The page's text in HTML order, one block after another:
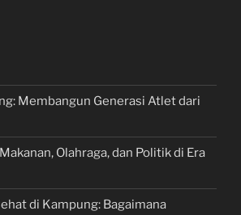
Membangun Generasi Atlet dari
Olahraga, dan Politik di Era
di Kampung: Bagaimana